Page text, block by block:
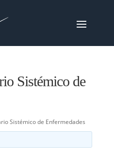
Sistémico de
Sistémico de Enfermedades